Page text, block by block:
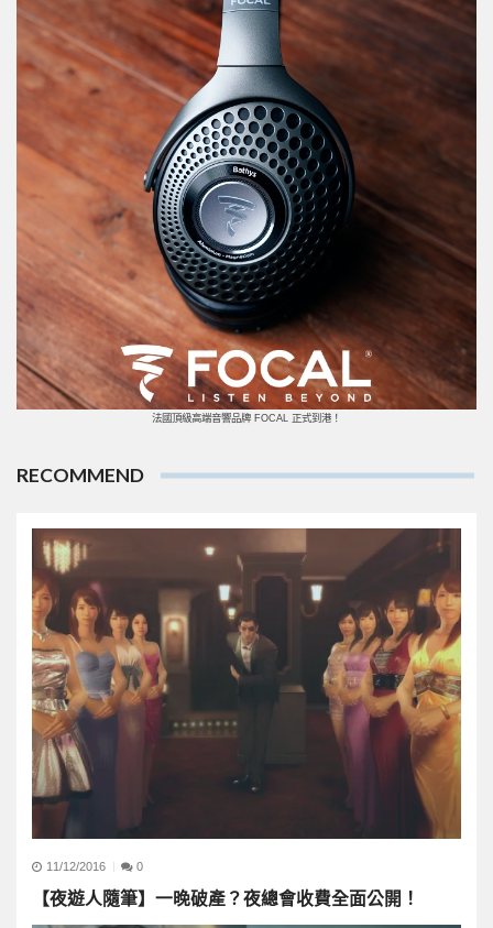
法國頂級高端音響品牌 FOCAL 正式到港！
RECOMMEND
11/12/2016 0
【夜遊人隨筆】一晚破產？夜總會收費全面公開！